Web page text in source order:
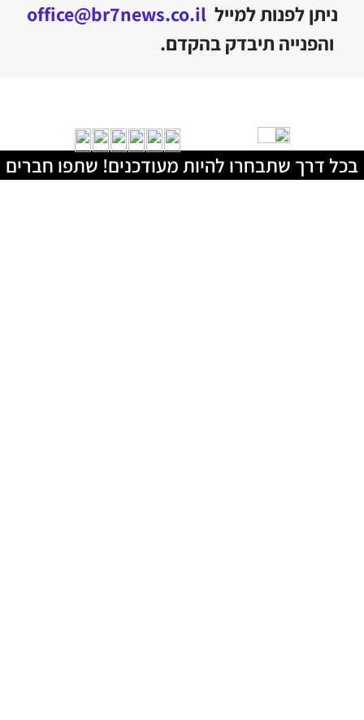
ניתן לפנות למייל office@br7news.co.il
והפנייה תיבדק בהקדם.
בכל דרך שתבחרו להיות מעודכנים! שתפו חברים